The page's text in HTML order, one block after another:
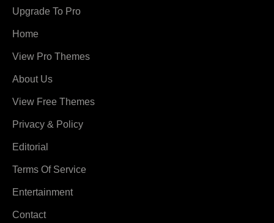
Upgrade To Pro
Home
View Pro Themes
About Us
View Free Themes
Privacy & Policy
Editorial
Terms Of Service
Entertainment
Contact